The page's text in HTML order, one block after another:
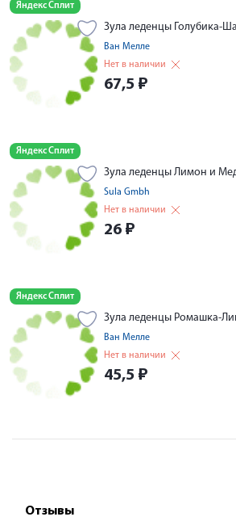
Яндекс Сплит
Зула леденцы Голубика-
Ван Мелле
Нет в наличии
67,5 ₽
Яндекс Сплит
Зула леденцы Лимон и
Sula Gmbh
Нет в наличии
26 ₽
Яндекс Сплит
Зула леденцы Ромашка-
Ван Мелле
Нет в наличии
45,5 ₽
Отзывы